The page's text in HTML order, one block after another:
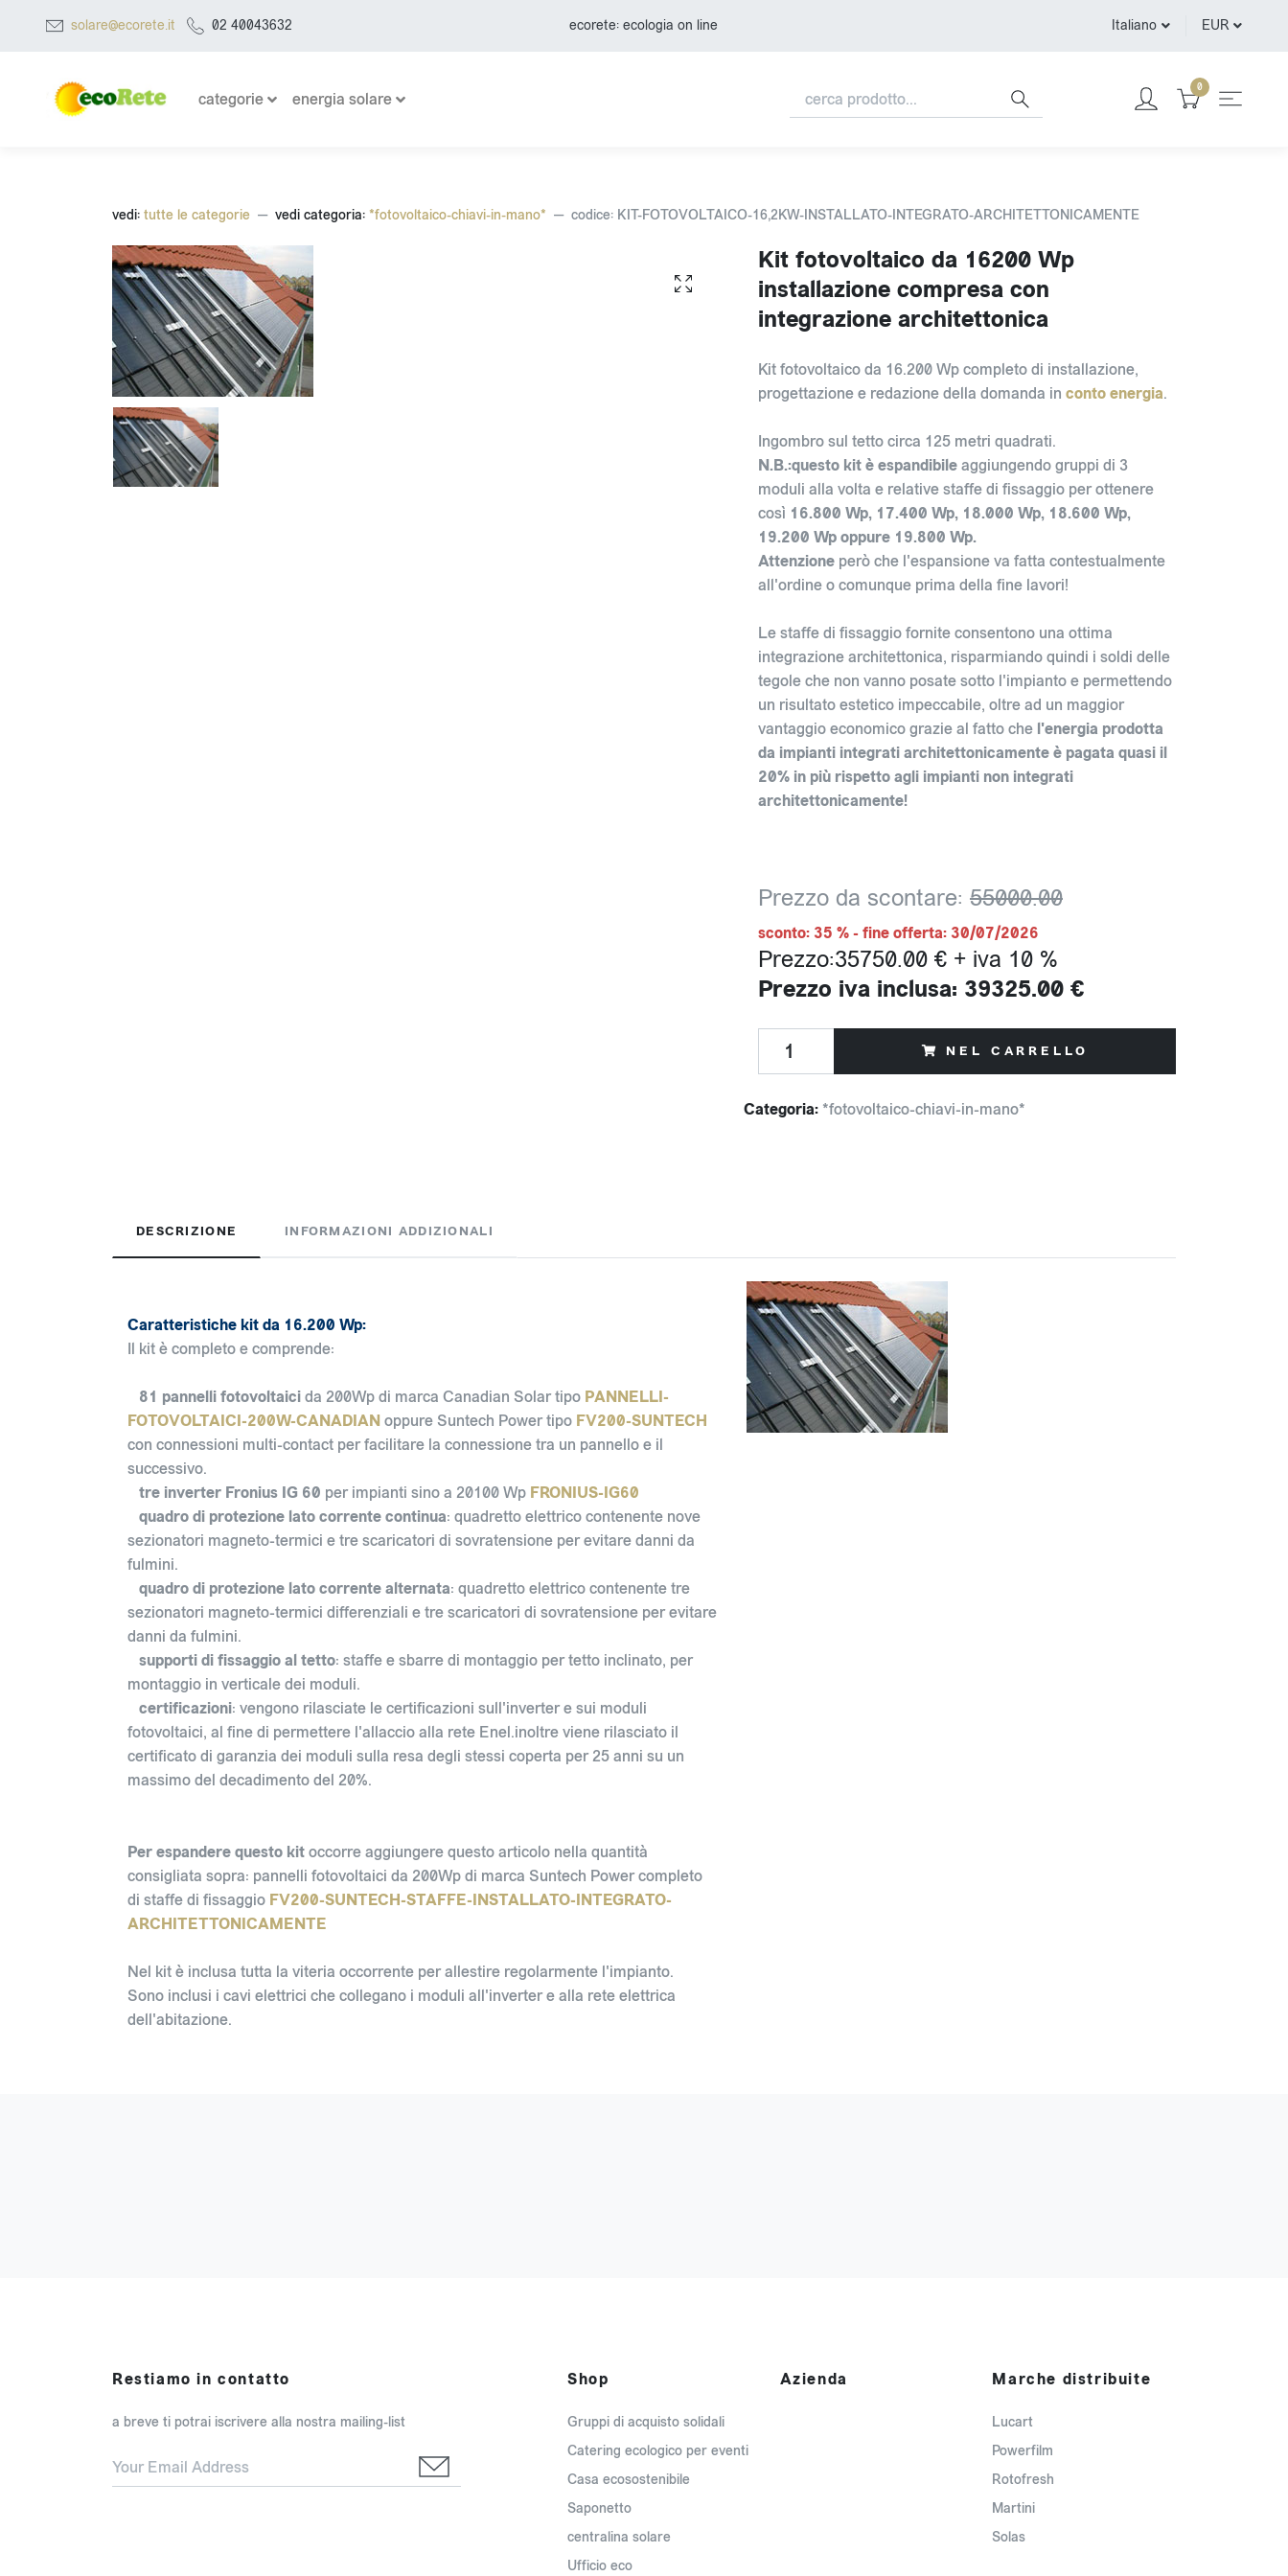
solare@ecorete.it 02 40043632 ecorete: ecologia on line Italiano EUR
categorie energia solare
0
vedi: tutte le categorie vedi categoria: *fotovoltaico-chiavi-in-mano* codice: KIT-FOTOVOLTAICO-16,2KW-INSTALLATO-INTEGRATO-ARCHITETTONICAMENTE
Kit fotovoltaico da 16200 Wp
installazione compresa con
integrazione architettonica
Kit fotovoltaico da 16.200 Wp completo di installazione,
progettazione e redazione della domanda in conto energia.
Ingombro sul tetto circa 125 metri quadrati.
N.B.:questo kit è espandibileaggiungendo gruppi di 3
moduli alla volta e relative staffe di fissaggio per ottenere
così 16.800 Wp, 17.400 Wp, 18.000 Wp, 18.600 Wp,
19.200 Wp oppure 19.800 Wp.
Attenzioneperò che l'espansione va fatta contestualmente
all'ordine o comunque prima della fine lavori!
Le staffe di fissaggio fornite consentono una ottima
integrazione architettonica, risparmiando quindi i soldi delle
tegole che non vanno posate sotto l'impianto e permettendo
un risultato estetico impeccabile, oltre ad un maggior
vantaggio economico grazie al fatto che l'energia prodotta
da impianti integrati architettonicamente è pagata quasi il
20% in più rispetto agli impianti non integrati
architettonicamente!
Prezzo da scontare: 55000.00
sconto: 35 % - fine offerta: 30/07/2026
Prezzo:35750.00 € + iva 10 %
Prezzo iva inclusa: 39325.00 €
NEL CARRELLO
Categoria: *fotovoltaico-chiavi-in-mano*
DESCRIZIONE INFORMAZIONI ADDIZIONALI
Caratteristiche kit da 16.200 Wp:
Il kit è completo e comprende:
81 pannelli fotovoltaicida 200Wp di marca Canadian Solar tipo PANNELLI-
FOTOVOLTAICI-200W-CANADIANoppure Suntech Power tipo FV200-SUNTECH
con connessioni multi-contact per facilitare la connessione tra un pannello e il
successivo.
tre inverter Fronius IG 60 per impianti sino a 20100 Wp FRONIUS-IG60
quadro di protezione lato corrente continua: quadretto elettrico contenente nove
sezionatori magneto-termici e tre scaricatori di sovratensione per evitare danni da
fulmini.
quadro di protezione lato corrente alternata: quadretto elettrico contenente tre
sezionatori magneto-termici differenziali e tre scaricatori di sovratensione per evitare
danni da fulmini.
supporti di fissaggio al tetto: staffe e sbarre di montaggio per tetto inclinato, per
montaggio in verticale dei moduli.
certificazioni: vengono rilasciate le certificazioni sull'inverter e sui moduli
fotovoltaici, al fine di permettere l'allaccio alla rete Enel.inoltre viene rilasciato il
certificato di garanzia dei moduli sulla resa degli stessi coperta per 25 anni su un
massimo del decadimento del 20%.
Per espandere questo kitoccorre aggiungere questo articolo nella quantità
consigliata sopra: pannelli fotovoltaici da 200Wp di marca Suntech Power completo
di staffe di fissaggio FV200-SUNTECH-STAFFE-INSTALLATO-INTEGRATO-
ARCHITETTONICAMENTE
Nel kit è inclusa tutta la viteria occorrente per allestire regolarmente l'impianto.
Sono inclusi i cavi elettrici che collegano i moduli all'inverter e alla rete elettrica
dell'abitazione.
Restiamo in contatto
a breve ti potrai iscrivere alla nostra mailing-list
Shop
Gruppi di acquisto solidali
Catering ecologico per eventi
Casa ecosostenibile
Saponetto
centralina solare
Ufficio eco
Azienda Marche distribuite
Lucart
Powerfilm
Rotofresh
Martini
Solas